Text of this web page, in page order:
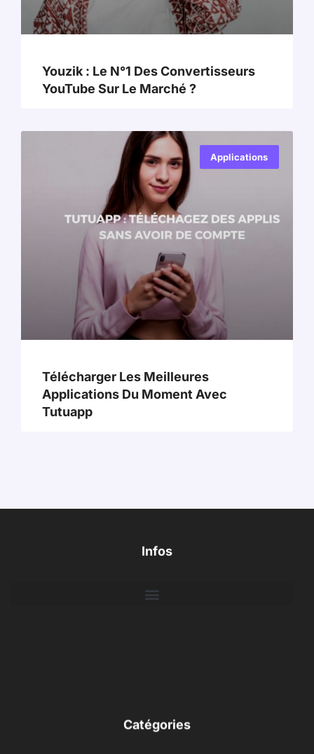
Youzik : Le N°1 Des Convertisseurs
YouTube Sur Le Marché ?
Applications
Télécharger Les Meilleures
Applications Du Moment Avec
Tutuapp
Infos
Catégories